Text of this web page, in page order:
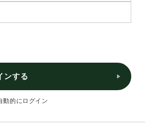
ンする
動的にログイン